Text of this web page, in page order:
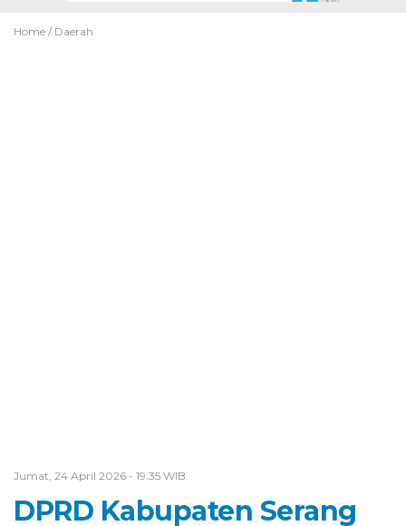
Home / Daerah
Jumat, 24 April 2026 - 19:35 WIB
DPRD Kabupaten Serang